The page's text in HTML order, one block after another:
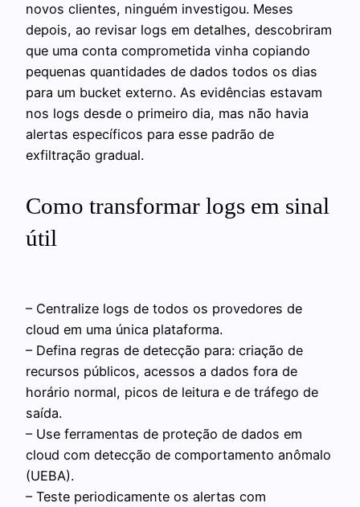
novos clientes, ninguém investigou. Meses
depois, ao revisar logs em detalhes, descobriram
que uma conta comprometida vinha copiando
pequenas quantidades de dados todos os dias
para um bucket externo. As evidências estavam
nos logs desde o primeiro dia, mas não havia
alertas específicos para esse padrão de
exfiltração gradual.
Como transformar logs em sinal
útil
– Centralize logs de todos os provedores de
cloud em uma única plataforma.
– Defina regras de detecção para: criação de
recursos públicos, acessos a dados fora de
horário normal, picos de leitura e de tráfego de
saída.
– Use ferramentas de proteção de dados em
cloud com detecção de comportamento anômalo
(UEBA).
– Teste periodicamente os alertas com